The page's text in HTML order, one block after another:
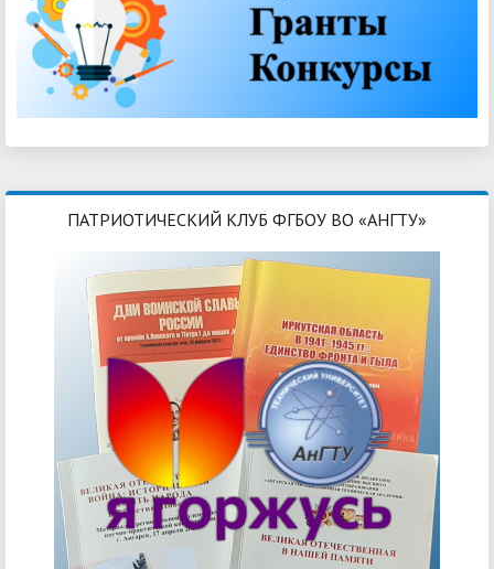
ПАТРИОТИЧЕСКИЙ КЛУБ ФГБОУ ВО «АНГТУ»